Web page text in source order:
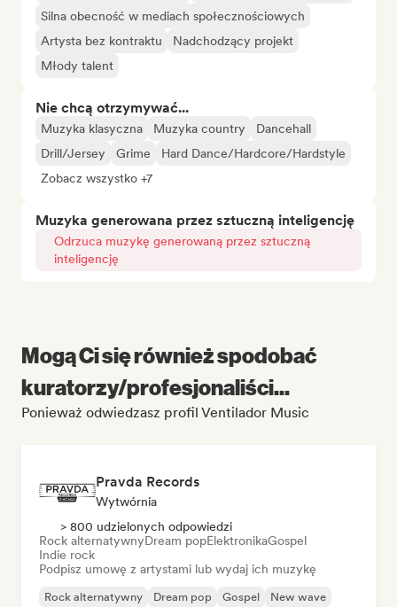
Silna obecność w mediach społecznościowych
Artysta bez kontraktu
Nadchodzący projekt
Młody talent
Nie chcą otrzymywać...
Muzyka klasyczna Muzyka country
Dancehall
Drill/Jersey
Grime
Hard Dance/Hardcore/Hardstyle
Zobacz wszystko +7
Muzyka generowana przez sztuczną inteligencję
Odrzuca muzykę generowaną przez sztuczną
inteligencję
Mogą Ci się również spodobać
kuratorzy/profesjonaliści...
Ponieważ odwiedzasz profil Ventilador Music
Pravda Records
Wytwórnia
> 800 udzielonych odpowiedzi
Rock alternatywnyDream popElektronikaGospel
Indie rock
Podpisz umowę z artystami lub wydaj ich muzykę
Rock alternatywny Dream pop Gospel
New wave